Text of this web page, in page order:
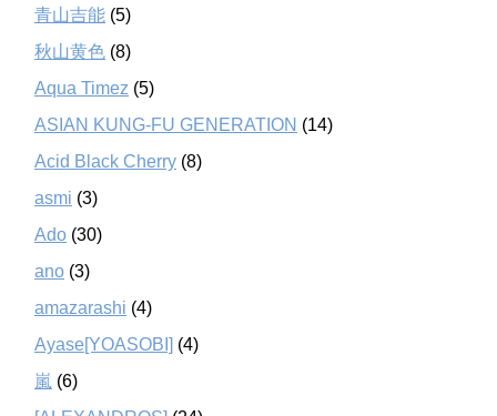
青山吉能 (5)
秋山黄色 (8)
Aqua Timez (5)
ASIAN KUNG-FU GENERATION (14)
Acid Black Cherry (8)
asmi (3)
Ado (30)
ano (3)
amazarashi (4)
Ayase[YOASOBI] (4)
嵐 (6)